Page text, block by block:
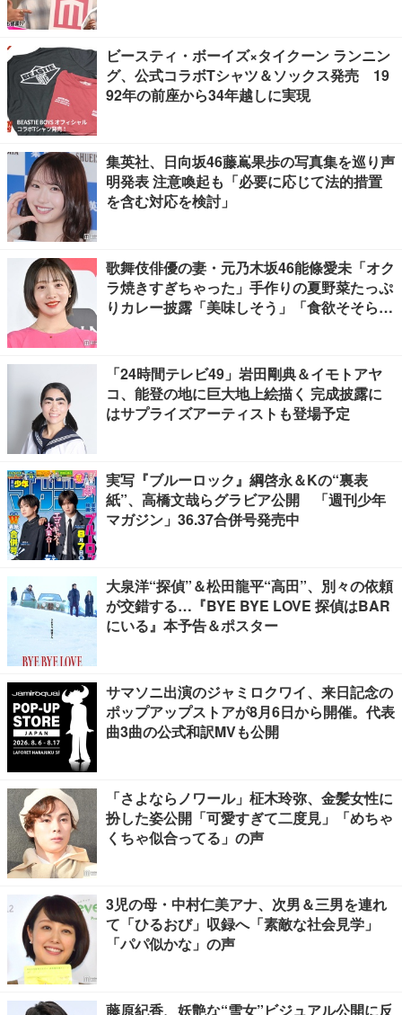
ビースティ・ボーイズ×タイクーン ランニン
グ、公式コラボTシャツ＆ソックス発売 19
92年の前座から34年越しに実現
集英社、日向坂46藤嶌果歩の写真集を巡り声
明発表 注意喚起も「必要に応じて法的措置
を含む対応を検討」
歌舞伎俳優の妻・元乃木坂46能條愛未「オク
ラ焼きすぎちゃった」手作りの夏野菜たっぷ
りカレー披露「美味しそう」「食欲そそられ
「24時間テレビ49」岩田剛典＆イモトアヤ
コ、能登の地に巨大地上絵描く 完成披露に
はサプライズアーティストも登場予定
実写『ブルーロック』綱啓永＆Kの“裏表
紙”、高橋文哉らグラビア公開 「週刊少年
マガジン」36.37合併号発売中
大泉洋“探偵”＆松田龍平“高田”、別々の依頼
が交錯する…『BYE BYE LOVE 探偵はBAR
にいる』本予告＆ポスター
サマソニ出演のジャミロクワイ、来日記念の
ポップアップストアが8月6日から開催。代表
曲3曲の公式和訳MVも公開
「さよならノワール」柾木玲弥、金髪女性に
扮した姿公開「可愛すぎて二度見」「めちゃ
くちゃ似合ってる」の声
3児の母・中村仁美アナ、次男＆三男を連れ
て「ひるおび」収録へ「素敵な社会見学」
「パパ似かな」の声
藤原紀香、妖艶な“雪女”ビジュアル公開に反